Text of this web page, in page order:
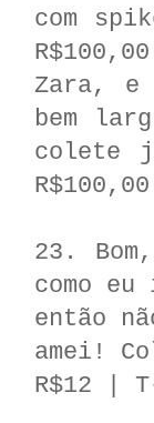
com
Zara, e
bem
colete
23.
como
então
amei!
R$12 |